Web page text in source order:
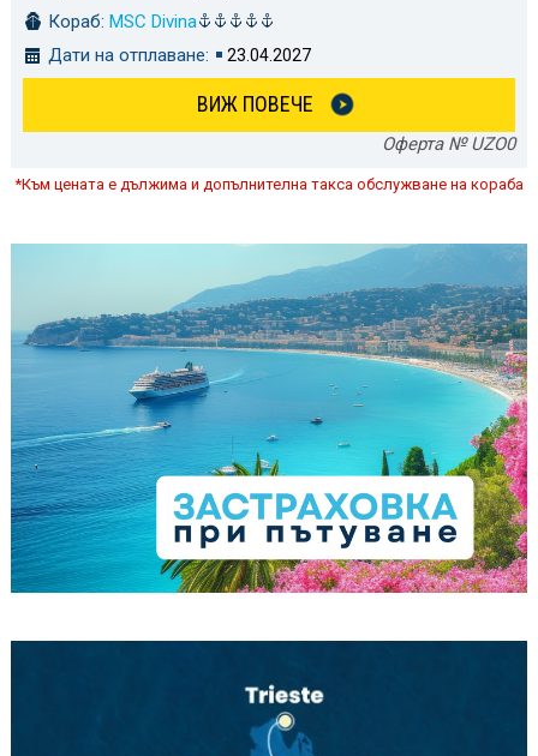
Кораб: MSC Divina
Дати на отплаване:
23.04.2027
ВИЖ ПОВЕЧЕ
Оферта № UZO0
*Към цената е дължима и допълнителна такса обслужване на кораба